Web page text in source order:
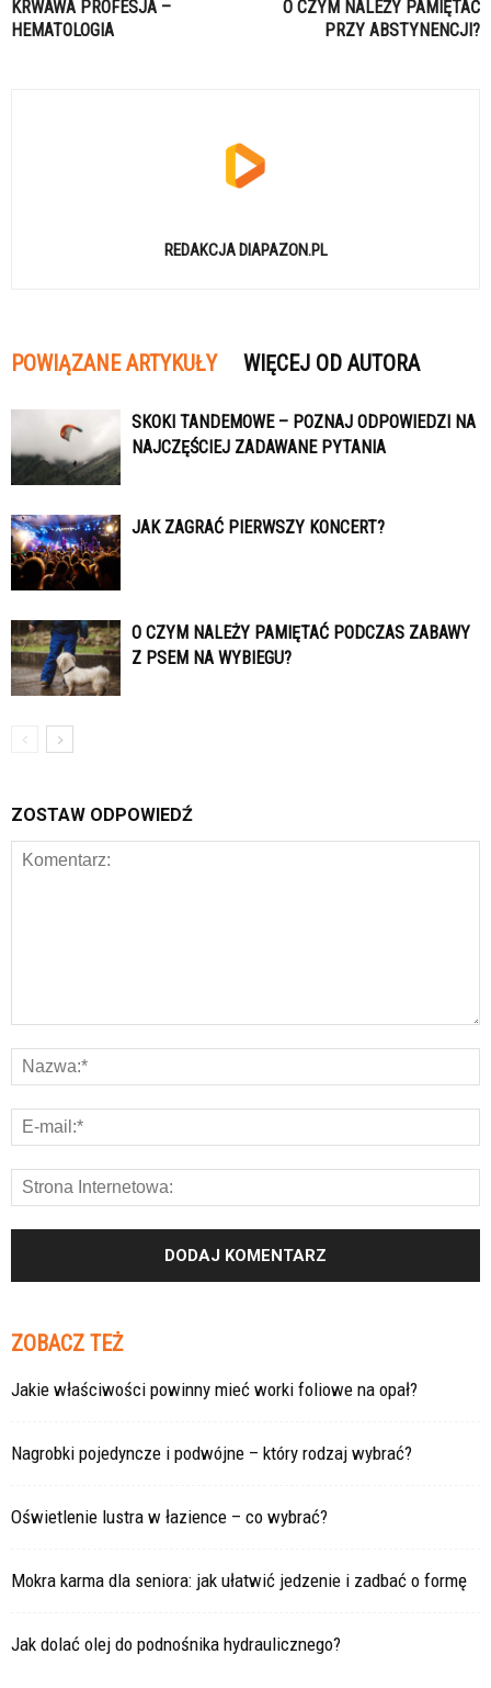
KRWAWA PROFESJA –
HEMATOLOGIA
O CZYM NALEŻY PAMIĘTAĆ
PRZY ABSTYNENCJI?
REDAKCJA DIAPAZON.PL
POWIĄZANE ARTYKUŁY WIĘCEJ OD AUTORA
SKOKI TANDEMOWE – POZNAJ ODPOWIEDZI NA
NAJCZĘŚCIEJ ZADAWANE PYTANIA
JAK ZAGRAĆ PIERWSZY KONCERT?
O CZYM NALEŻY PAMIĘTAĆ PODCZAS ZABAWY
Z PSEM NA WYBIEGU?
ZOSTAW ODPOWIEDŹ
ZOBACZ TEŻ
Jakie właściwości powinny mieć worki foliowe na opał?
Nagrobki pojedyncze i podwójne – który rodzaj wybrać?
Oświetlenie lustra w łazience – co wybrać?
Mokra karma dla seniora: jak ułatwić jedzenie i zadbać o formę
Jak dolać olej do podnośnika hydraulicznego?